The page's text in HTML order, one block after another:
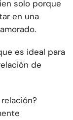
solo porque
en una
es ideal para
de